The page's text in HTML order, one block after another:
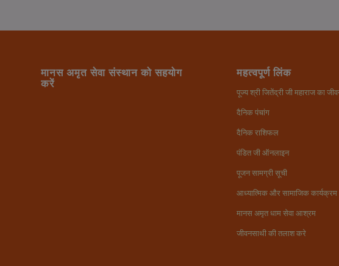
मानस अमृत सेवा संस्थान को सहयोग
करें
महत्वपूर्ण लिंक
पूज्य श्री जितेंद्री जी महाराज का
दैनिक पंचांग
दैनिक राशिफल
पंडित जी ऑनलाइन
पूजन सामग्री सूची
आध्यात्मिक और सामाजिक कार्यक्रम
मानस अमृत धाम सेवा आश्रम
जीवनसाथी की तलाश करे